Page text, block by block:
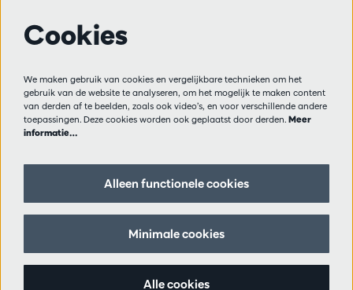
Privacy
Verkoopsvoorwaarden
Pers
Volg ons
Cookies
We maken gebruik van cookies en vergelijkbare technieken om het
gebruik van de website te analyseren, om het mogelijk te maken content
van derden af te beelden, zoals ook video’s, en voor verschillende andere
toepassingen. Deze cookies worden ook geplaatst door derden. Meer
informatie…
Alleen functionele cookies
Minimale cookies
Alle cookies